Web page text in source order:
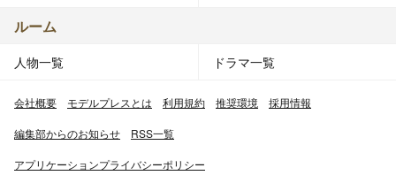
ルーム
人物一覧 ドラマ一覧
会社概要 モデルプレスとは 利用規約 推奨環境 採用情報
編集部からのお知らせ RSS一覧
アプリケーションプライバシーポリシー